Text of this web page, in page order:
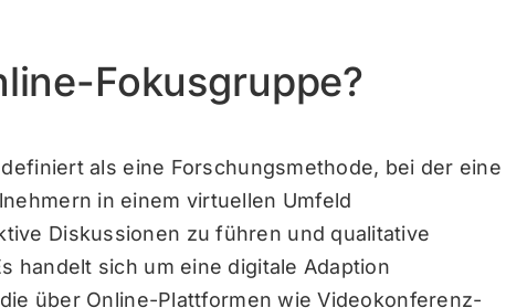
Fokusgruppe?
als eine Forschungsmethode, bei der eine
in einem virtuellen Umfeld
Diskussionen zu führen und qualitative
handelt sich um eine digitale Adaption
über Online-Plattformen wie Videokonferenz-